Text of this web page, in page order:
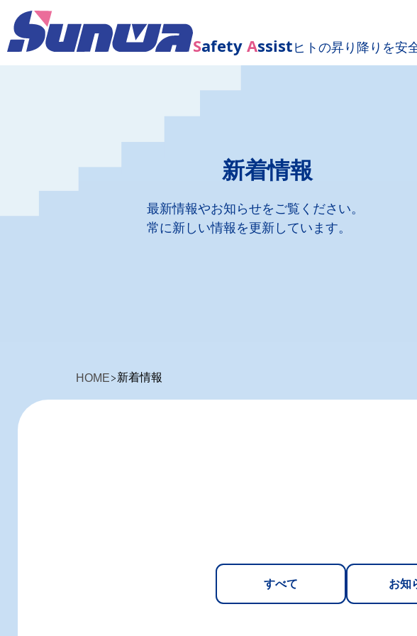
Safety Assist ヒトの昇り降りを安
新着情報
最新情報やお知らせをご覧ください。
常に新しい情報を更新しています。
HOME 新着情報
すべて お知